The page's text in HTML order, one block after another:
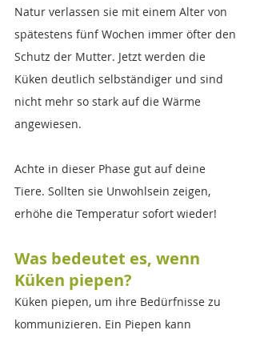
Natur verlassen sie mit einem Alter von
spätestens fünf Wochen immer öfter den
Schutz der Mutter. Jetzt werden die
Küken deutlich selbständiger und sind
nicht mehr so stark auf die Wärme
angewiesen.
Achte in dieser Phase gut auf deine
Tiere. Sollten sie Unwohlsein zeigen,
erhöhe die Temperatur sofort wieder!
Was bedeutet es, wenn
Küken piepen?
Küken piepen, um ihre Bedürfnisse zu
kommunizieren. Ein Piepen kann